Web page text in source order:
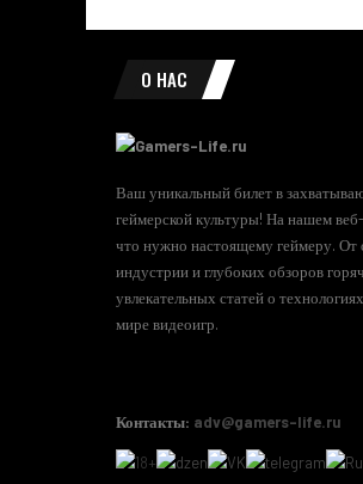
О НАС
Ваш уникальный билет в
геймерской культуры! На нашем
что нужно настоящему геймеру. От
индустрии и глубоких обзоров
увлекательных статей о
мире видеоигр.
Контакты: adv@gamers-life.ru